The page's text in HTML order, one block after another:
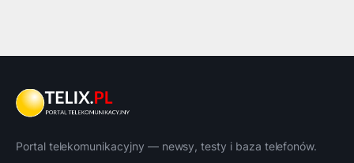
Portal telekomunikacyjny — newsy, testy i baza telefonów.